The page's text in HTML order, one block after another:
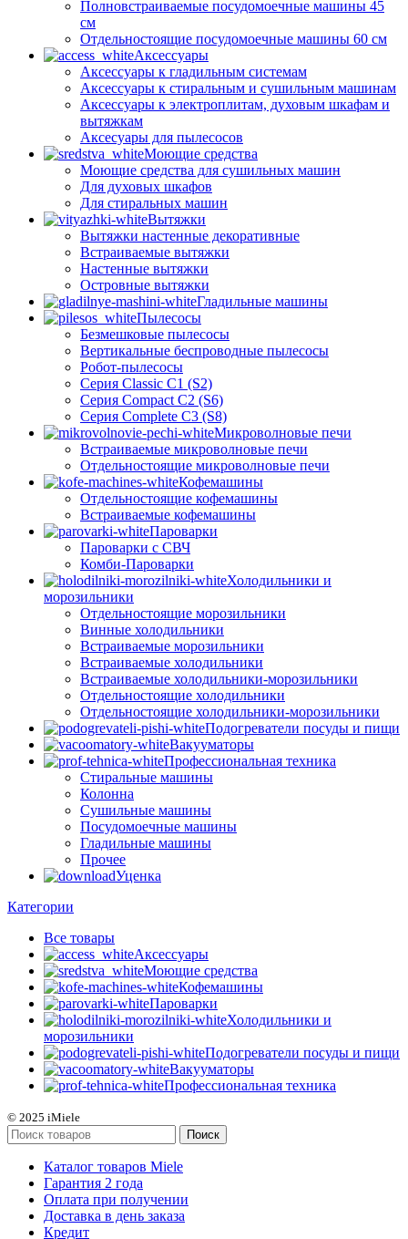
Полновстраиваемые посудомоечные машины 45
см
Отдельностоящие посудомоечные машины 60 см
Аксессуары
Аксессуары к гладильным системам
Аксессуары к стиральным и сушильным машинам
Аксессуары к электроплитам, духовым шкафам и
вытяжкам
Аксесуары для пылесосов
Моющие средства
Моющие средства для сушильных машин
Для духовых шкафов
Для стиральных машин
Вытяжки
Вытяжки настенные декоративные
Встраиваемые вытяжки
Настенные вытяжки
Островные вытяжки
Гладильные машины
Пылесосы
Безмешковые пылесосы
Вертикальные беспроводные пылесосы
Робот-пылесосы
Серия Classic C1 (S2)
Серия Compact C2 (S6)
Серия Complete C3 (S8)
Микроволновые печи
Встраиваемые микроволновые печи
Отдельностоящие микроволновые печи
Кофемашины
Отдельностоящие кофемашины
Встраиваемые кофемашины
Пароварки
Пароварки с СВЧ
Комби-Пароварки
Холодильники и
морозильники
Отдельностоящие морозильники
Винные холодильники
Встраиваемые морозильники
Встраиваемые холодильники
Встраиваемые холодильники-морозильники
Отдельностоящие холодильники
Отдельностоящие холодильники-морозильники
Подогреватели посуды и пищи
Вакууматоры
Профессиональная техника
Стиральные машины
Колонна
Сушильные машины
Посудомоечные машины
Гладильные машины
Прочее
Уценка
Категории
Все товары
Аксессуары
Моющие средства
Кофемашины
Пароварки
Холодильники и
морозильники
Подогреватели посуды и пищи
Вакууматоры
Профессиональная техника
© 2025 iMiele
Поиск
Каталог товаров Miele
Гарантия 2 года
Оплата при получении
Доставка в день заказа
Кредит